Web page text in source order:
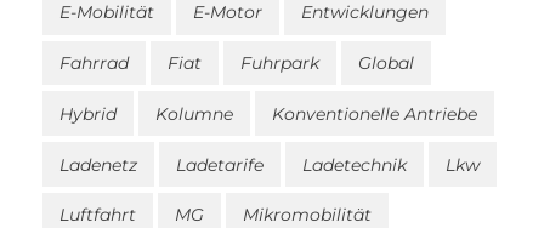
E-Mobilität E-Motor Entwicklungen
Fahrrad Fiat Fuhrpark Global
Hybrid Kolumne Konventionelle Antriebe
Ladenetz Ladetarife Ladetechnik Lkw
Luftfahrt MG Mikromobilität